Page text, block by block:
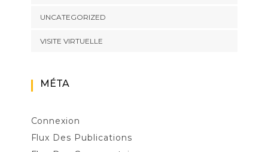
UNCATEGORIZED
VISITE VIRTUELLE
MÉTA
Connexion
Flux Des Publications